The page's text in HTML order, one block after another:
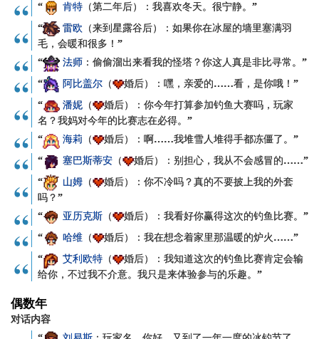
“
肯特 （第二年后）：我喜欢冬天。很宁静。”
“
雷欧 （来到星露谷后）：如果你在冰屋的墙里塞满羽
毛，会暖和很多！”
“
法师 ：偷偷溜出来看我的怪塔？你这人真是非比寻常。”
“
阿比盖尔 （
婚后）：嘿，亲爱的……看，是你哦！”
“
潘妮 （ 婚后）：你今年打算参加钓鱼大赛吗， 玩家
名 ？我妈对今年的比赛志在必得。”
“
海莉 （
婚后）：啊……我堆雪人堆得手都冻僵了。”
“
塞巴斯蒂安 （
婚后）：别担心，我从不会感冒的……”
“
山姆 （
婚后）：你不冷吗？真的不要披上我的外套
吗？”
“
亚历克斯 （
婚后）：我看好你赢得这次的钓鱼比赛。”
“
哈维 （
婚后）：我在想念着家里那温暖的炉火……”
“
艾利欧特 （
婚后）：我知道这次的钓鱼比赛肯定会输
给你，不过我不介意。我只是来体验参与的乐趣。”
偶数年
对话内容